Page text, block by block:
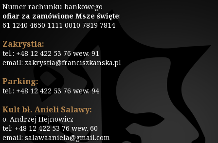
Numer rachunku bankowego
ofiar za zamówione Msze święte:
61 1240 4650 1111 0010 7819 7814
Zakrystia:
tel.: +48 12 422 53 76 wew. 91
email: zakrystia@franciszkanska.pl
Parking:
tel.: +48 12 422 53 76 wew. 94
Kult bł. Anieli Salawy:
o. Andrzej Hejnowicz
tel: +48 12 422 53 76 wew. 60
email: salawaaniela@gmail.com